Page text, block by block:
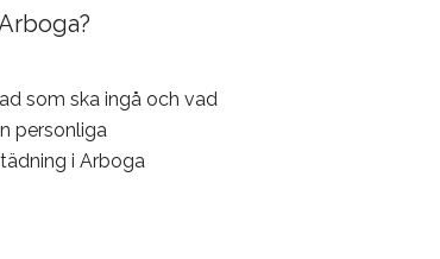
som ska ingå och vad
personliga
i Arboga